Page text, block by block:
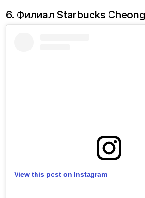
6. Филиал Starbucks
View this post on Instagram